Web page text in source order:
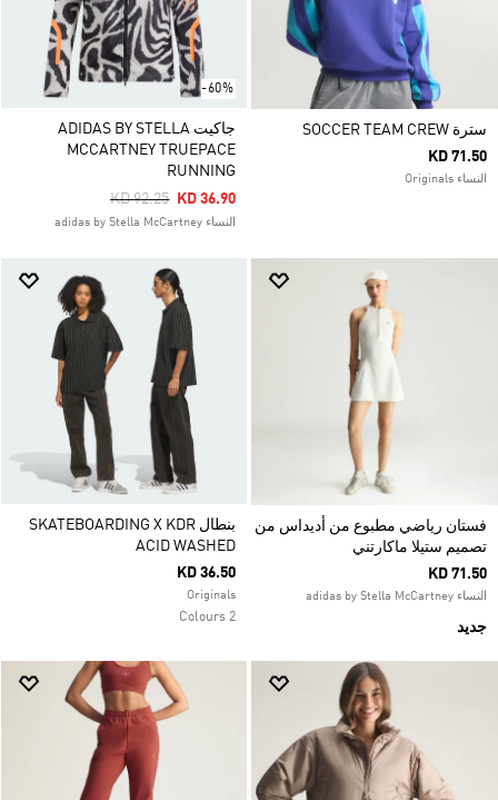
سترة SOCCER TEAM CREW
KD 71.50
النساء Originals
-60%
جاكيت ADIDAS BY STELLA
MCCARTNEY TRUEPACE
RUNNING
Price Reduced From
KD 92.25ToKD 36.90
النساء adidas by Stella McCartney
فستان رياضي مطبوع من أديداس من
تصميم ستيلا ماكارتني
KD 71.50
النساء adidas by Stella McCartney
جديد
بنطال SKATEBOARDING X KDR
ACID WASHED
KD 36.50
Originals
2 Colours